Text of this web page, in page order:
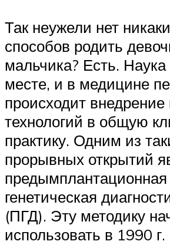
Так неужели нет
способов родить
мальчика? Есть. Наука
месте, и в медицине
происходит
технологий в общую
практику. Одним из
прорывных открытий
предымплантационная
генетическая
(ПГД). Эту методику
использовать в 1990